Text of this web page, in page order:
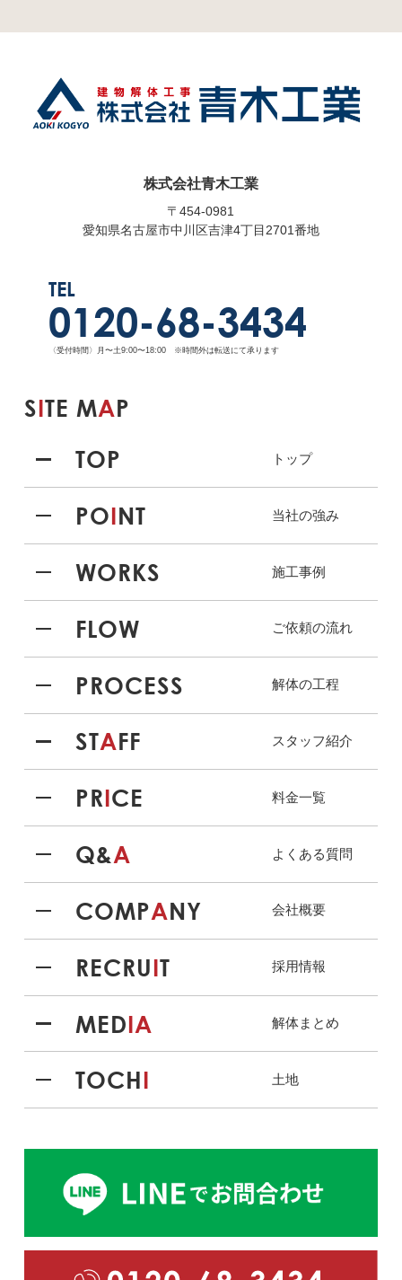
株式会社青木工業
〒454-0981
愛知県名古屋市中川区吉津4丁目2701番地
TEL
0120-68-3434
〈受付時間〉月〜土9:00〜18:00 ※時間外は転送にて承ります
SITE MAP
TOP
トップ
POINT 当社の強み
WORKS 施工事例
FLOW ご依頼の流れ
PROCESS 解体の工程
STAFF スタッフ紹介
PRICE 料金一覧
Q&A よくある質問
COMPANY 会社概要
RECRUIT 採用情報
MEDIA 解体まとめ
TOCHI 土地